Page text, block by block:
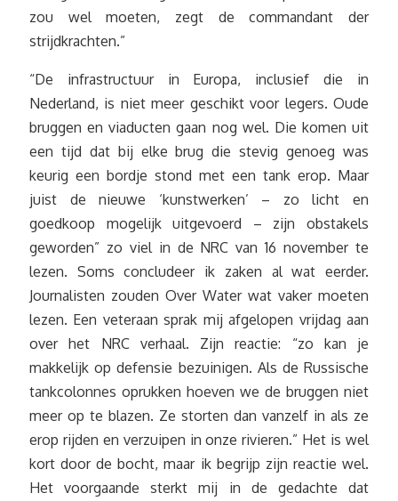
zou wel moeten, zegt de commandant der
strijdkrachten.”
“De infrastructuur in Europa, inclusief die in
Nederland, is niet meer geschikt voor legers. Oude
bruggen en viaducten gaan nog wel. Die komen uit
een tijd dat bij elke brug die stevig genoeg was
keurig een bordje stond met een tank erop. Maar
juist de nieuwe ‘kunstwerken’ – zo licht en
goedkoop mogelijk uitgevoerd – zijn obstakels
geworden” zo viel in de NRC van 16 november te
lezen. Soms concludeer ik zaken al wat eerder.
Journalisten zouden Over Water wat vaker moeten
lezen. Een veteraan sprak mij afgelopen vrijdag aan
over het NRC verhaal. Zijn reactie: “zo kan je
makkelijk op defensie bezuinigen. Als de Russische
tankcolonnes oprukken hoeven we de bruggen niet
meer op te blazen. Ze storten dan vanzelf in als ze
erop rijden en verzuipen in onze rivieren.” Het is wel
kort door de bocht, maar ik begrijp zijn reactie wel.
Het voorgaande sterkt mij in de gedachte dat